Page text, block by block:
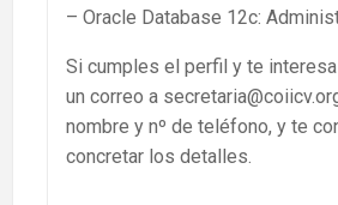
– Oracle Database 12c:
Si cumples el perfil y te
un correo a
nombre y nº de teléfono, y te
concretar los detalles.